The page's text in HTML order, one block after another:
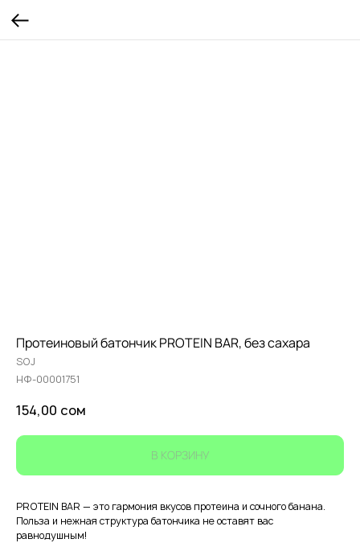
Протеиновый батончик PROTEIN BAR, без сахара
SOJ
НФ-00001751
154,00 сом
В КОРЗИНУ
PROTEIN BAR — это гармония вкусов протеина и сочного банана.
Польза и нежная структура батончика не оставят вас
равнодушным!